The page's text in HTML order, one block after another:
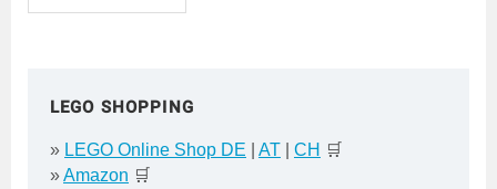
der
LEGO SHOPPING
» LEGO Online Shop DE AT CH 🛒
»Amazon 🛒